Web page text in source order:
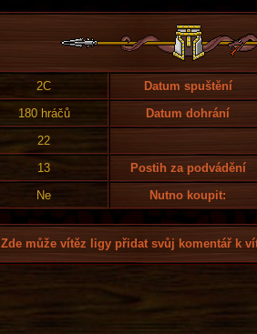
2C Datum spuštění
180 hráčů Datum dohrání
22
13 Postih za podvádění
Ne Nutno koupit:
Zde může vítěz ligy přidat svůj komentář k